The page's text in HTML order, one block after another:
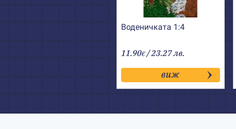
Воденичката 1:4
11.90€ / 23.27 лв.
виж